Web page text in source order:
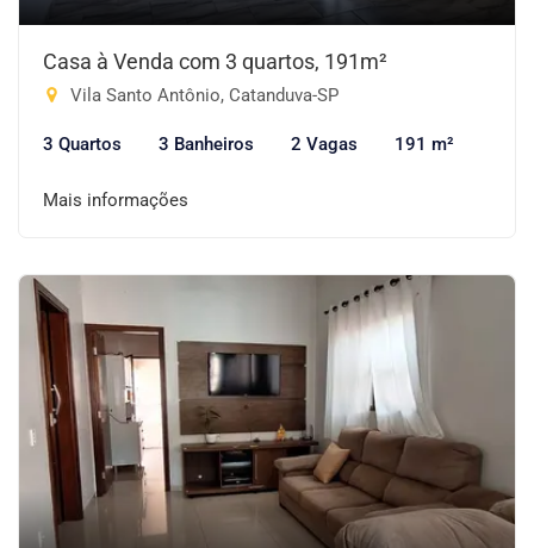
Casa à Venda com 3 quartos, 191m²
Vila Santo Antônio, Catanduva-SP
3 Quartos 3 Banheiros 2 Vagas 191 m²
Mais informações